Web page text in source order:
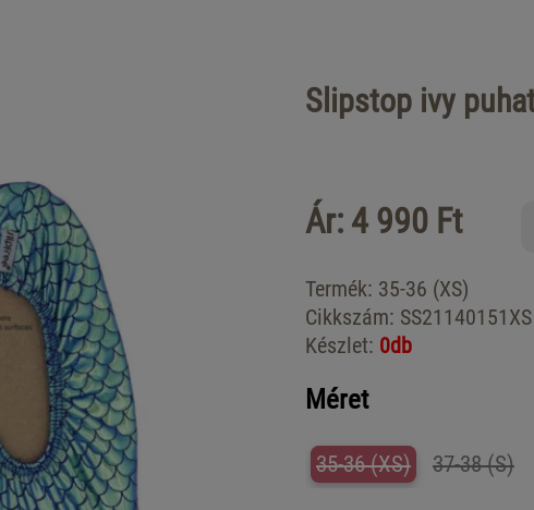
Slipstop ivy
Ár: 4 990 Ft
Termék: 35-36 (XS)
Cikkszám: SS21140151XS
Készlet: 0db
Méret
35-36 (XS) 37-38 (S)